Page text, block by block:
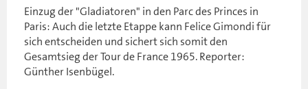
Einzug der "Gladiatoren" in den Parc des Princes in
Paris: Auch die letzte Etappe kann Felice Gimondi für
sich entscheiden und sichert sich somit den
Gesamtsieg der Tour de France 1965. Reporter:
Günther Isenbügel.